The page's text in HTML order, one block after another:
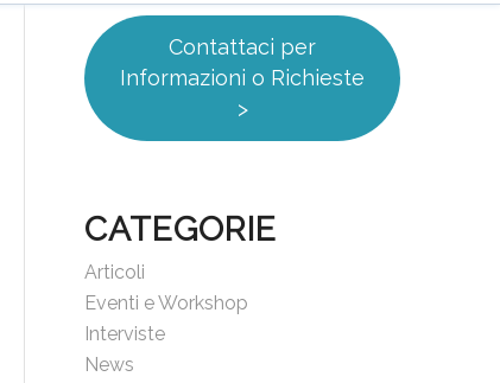
Contattaci per
Informazioni o Richieste
>
CATEGORIE
Articoli
Eventi e Workshop
Interviste
News